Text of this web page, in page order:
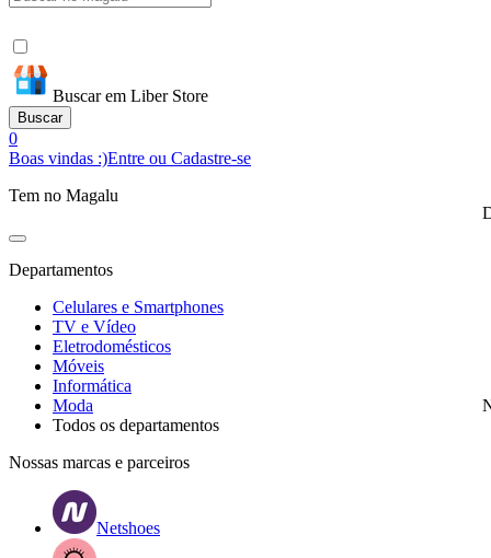
Buscar em Liber Store
Buscar
0
Boas vindas :)Entre ou Cadastre-se
Tem no Magalu
Departamentos
Celulares e Smartphones
TV e Vídeo
Eletrodomésticos
Móveis
Informática
Moda
Todos os departamentos
Nossas marcas e parceiros
Netshoes